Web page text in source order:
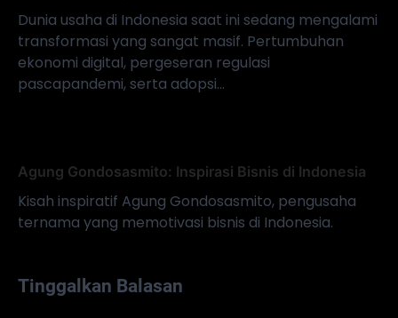
Dunia usaha di Indonesia saat ini sedang mengalami
transformasi yang sangat masif. Pertumbuhan
ekonomi digital, pergeseran regulasi
pascapandemi, serta adopsi…
Agung Gondosasmito: Inspirasi Bisnis di Indonesia
Kisah inspiratif Agung Gondosasmito, pengusaha
ternama yang memotivasi bisnis di Indonesia.
Tinggalkan Balasan